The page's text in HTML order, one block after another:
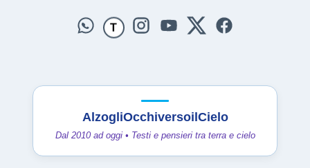
T
AlzogliOcchiversoilCielo
Dal 2010 ad oggi • Testi e pensieri tra terra e cielo